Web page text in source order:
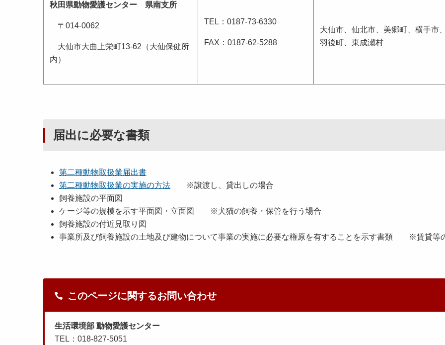
秋田県動物愛護センター 県南支所
〒014-0062
大仙市大曲上栄町13-62（大仙保健所
内）
TEL：0187-73-6330
FAX：0187-62-5288
大仙市、仙北市、美郷町、横手市
羽後町、東成瀬村
届出に必要な書類
第二種動物取扱業届出書
第二種動物取扱業の実施の方法 ※譲渡し、貸出しの場合
飼養施設の平面図
ケージ等の規模を示す平面図・立面図 ※犬猫の飼養・保管を行う場合
飼養施設の付近見取り図
事業所及び飼養施設の土地及び建物について事業の実施に必要な権原を有することを示す書類 ※賃貸等
このページに関するお問い合わせ
生活環境部 動物愛護センター
TEL：018-827-5051